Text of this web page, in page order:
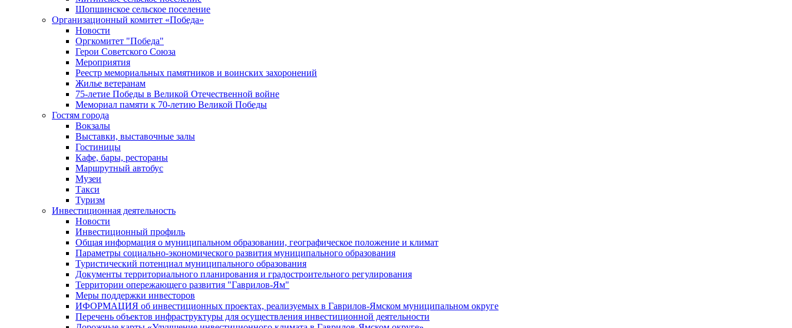
Шопшинское сельское поселение
Организационный комитет «Победа»
Новости
Оргкомитет "Победа"
Герои Советского Союза
Мероприятия
Реестр мемориальных памятников и воинских захоронений
Жилье ветеранам
75-летие Победы в Великой Отечественной войне
Мемориал памяти к 70-летию Великой Победы
Гостям города
Вокзалы
Выставки, выставочные залы
Гостиницы
Кафе, бары, рестораны
Маршрутный автобус
Музеи
Такси
Туризм
Инвестиционная деятельность
Новости
Инвестиционный профиль
Общая информация о муниципальном образовании, географическое положение и климат
Параметры социально-экономического развития муниципального образования
Туристический потенциал муниципального образования
Документы территориального планирования и градостроительного регулирования
Территории опережающего развития "Гаврилов-Ям"
Меры поддержки инвесторов
ИФОРМАЦИЯ об инвестиционных проектах, реализуемых в Гаврилов-Ямском муниципальном округе
Перечень объектов инфраструктуры для осуществления инвестиционной деятельности